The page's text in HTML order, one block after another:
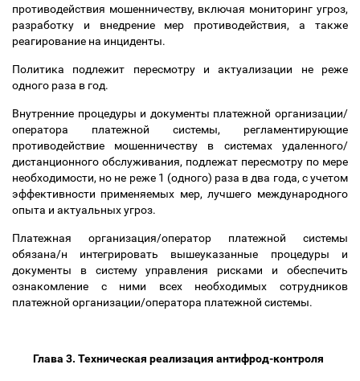
противодействия мошенничеству, включая мониторинг угроз,
разработку и внедрение мер противодействия, а также
реагирование на инциденты.
Политика подлежит пересмотру и актуализации не реже
одного раза в год.
Внутренние процедуры и документы платежной организации/
оператора платежной системы, регламентирующие
противодействие мошенничеству в системах удаленного/
дистанционного обслуживания, подлежат пересмотру по мере
необходимости, но не реже 1 (одного) раза в два года, с учетом
эффективности применяемых мер, лучшего международного
опыта и актуальных угроз.
Платежная организация/оператор платежной системы
обязана/н интегрировать вышеуказанные процедуры и
документы в систему управления рисками и обеспечить
ознакомление с ними всех необходимых сотрудников
платежной организации/оператора платежной системы.
Глава 3. Техническая реализация антифрод-контроля